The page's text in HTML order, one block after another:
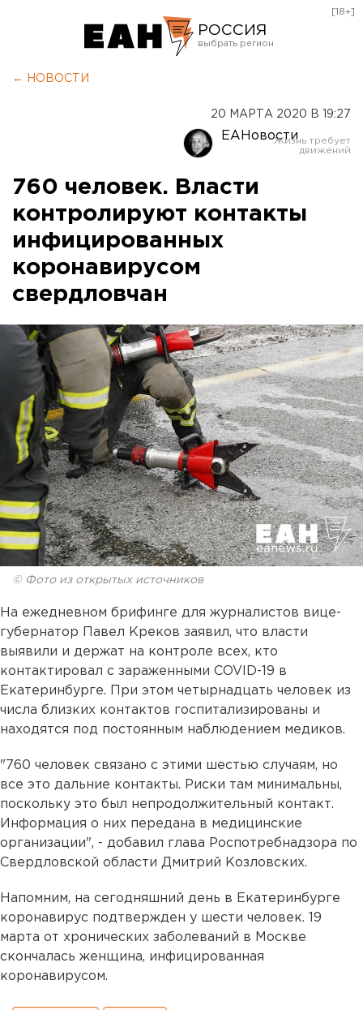
РОССИЯ
Оренбург
[18+]
← НОВОСТИ
20 МАРТА 2020 В 19:27
ЕАНовости
760 человек. Власти
контролируют контакты
инфицированных
коронавирусом
свердловчан
© Фото из открытых источников
На ежедневном брифинге для журналистов вице-
губернатор Павел Креков заявил, что власти
выявили и держат на контроле всех, кто
контактировал с зараженными COVID-19 в
Екатеринбурге. При этом четырнадцать человек из
числа близких контактов госпитализированы и
находятся под постоянным наблюдением медиков.
"760 человек связано с этими шестью случаям, но
все это дальние контакты. Риски там минимальны,
поскольку это был непродолжительный контакт.
Информация о них передана в медицинские
организации", - добавил глава Роспотребнадзора по
Свердловской области Дмитрий Козловских.
Напомним, на сегодняшний день в Екатеринбурге
коронавирус подтвержден у шести человек. 19
марта от хронических заболеваний в Москве
скончалась женщина, инфицированная
коронавирусом.